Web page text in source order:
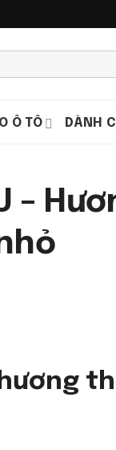
Ô TÔ DÀNH
–